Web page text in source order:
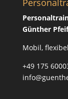
Günther
Mobil,
+49 175